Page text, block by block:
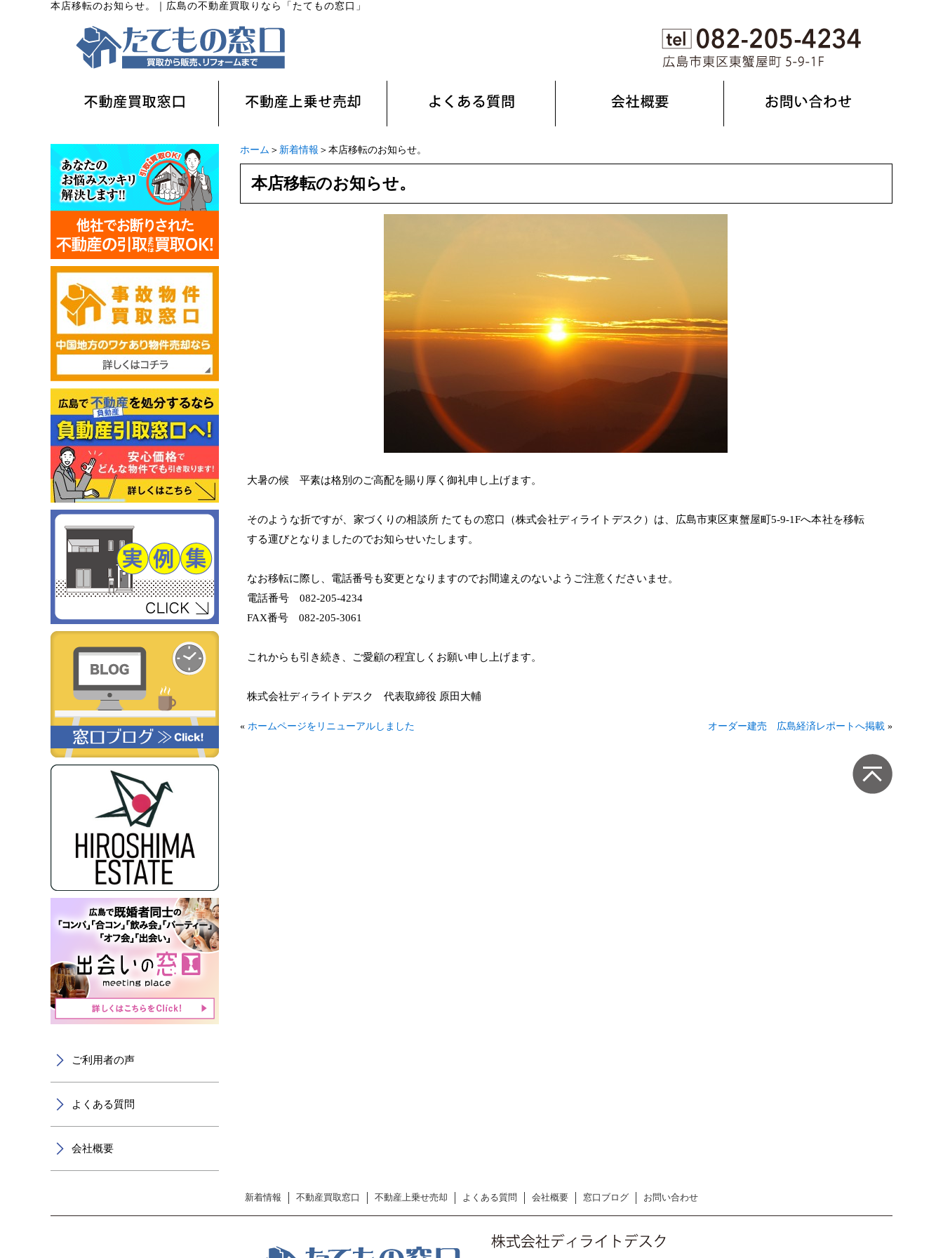
本店移転のお知らせ。 広島の不動産買取りなら「たてもの窓口」
ホーム ＞ 新着情報 ＞本店移転のお知らせ。
本店移転のお知らせ。
大暑の候 平素は格別のご高配を賜り厚く御礼申し上げます。
そのような折ですが、家づくりの相談所 たてもの窓口（株式会社ディライトデスク）は、広島市東区東蟹屋町5-9-1Fへ本社を移転
する運びとなりましたのでお知らせいたします。
なお移転に際し、電話番号も変更となりますのでお間違えのないようご注意くださいませ。
電話番号 082-205-4234
FAX番号 082-205-3061
これからも引き続き、ご愛顧の程宜しくお願い申し上げます。
株式会社ディライトデスク 代表取締役 原田大輔
« ホームページをリニューアルしました オーダー建売 広島経済レポートへ掲載 »
ご利用者の声
よくある質問
会社概要
新着情報 不動産買取窓口 不動産上乗せ売却 よくある質問 会社概要 窓口ブログ お問い合わせ